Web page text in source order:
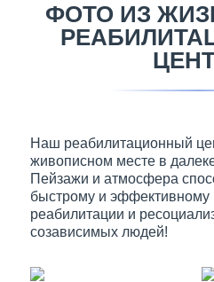
ФОТО ИЗ
Наш реабилитационный
живописном месте в
Пейзажи и атмосфера
быстрому и эффективному
реабилитации и
созависимых людей!